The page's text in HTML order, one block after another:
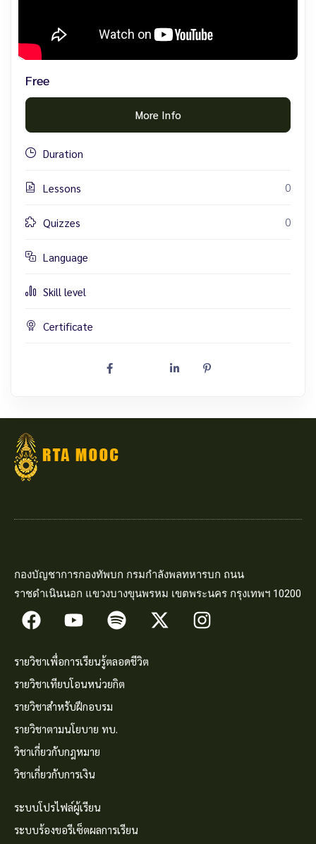
Free
More Info
Duration
Lessons 0
Quizzes 0
Language
Skill level
Certificate
กองบัญชาการกองทัพบก กรมกำลังพลทหารบก ถนน
ราชดำเนินนอก แขวงบางขุนพรหม เขตพระนคร กรุงเทพฯ 10200
รายวิชาเพื่อการเรียนรู้ตลอดชีวิต
รายวิชาเทียบโอนหน่วยกิต
รายวิชาสำหรับฝึกอบรม
รายวิชาตามนโยบาย ทบ.
วิชาเกี่ยวกับกฎหมาย
วิชาเกี่ยวกับการเงิน
ระบบโปรไฟล์ผู้เรียน
ระบบร้องขอรีเซ็ตผลการเรียน